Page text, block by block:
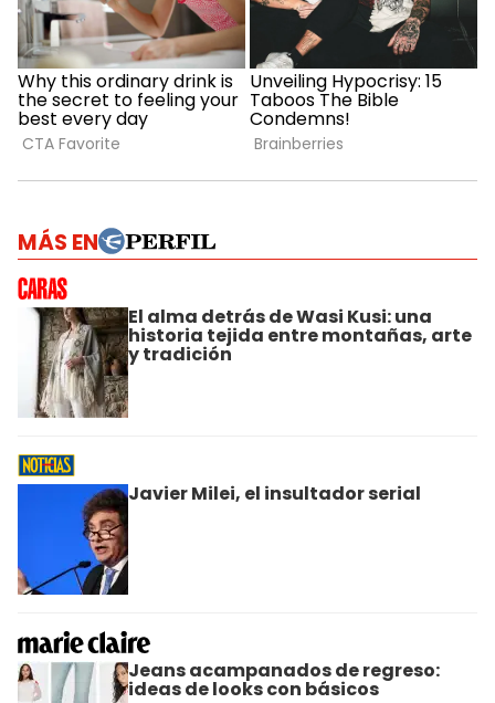
MÁS EN
El alma detrás de Wasi Kusi: una
historia tejida entre montañas, arte
y tradición
Javier Milei, el insultador serial
Jeans acampanados de regreso:
ideas de looks con básicos